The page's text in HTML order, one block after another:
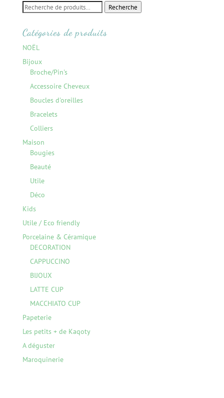
Recherche
pour :
Recherche
Catégories de produits
NOËL
Bijoux
Broche/Pin's
Accessoire Cheveux
Boucles d'oreilles
Bracelets
Colliers
Maison
Bougies
Beauté
Utile
Déco
Kids
Utile / Eco friendly
Porcelaine & Céramique
DECORATION
CAPPUCCINO
BIJOUX
LATTE CUP
MACCHIATO CUP
Papeterie
Les petits + de Kaqoty
A déguster
Maroquinerie